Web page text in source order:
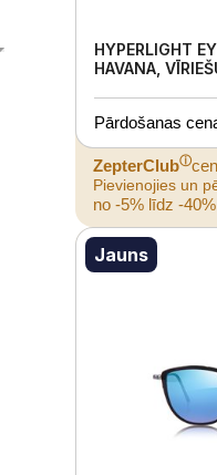
HYPERLIGHT
HAVANA,
Pārdošanas
ZepterClubⓘ
Pievienojies un
no -5% līdz -40%
Jauns